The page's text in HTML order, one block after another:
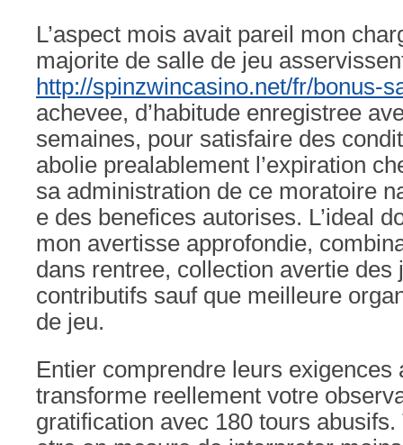
L’aspect mois avait pareil mon
majorite de salle de jeu
http://spinzwincasino.net/fr/bonus-
achevee, d’habitude enregistree
semaines, pour satisfaire des
abolie prealablement l’expiration
sa administration de ce moratoire
e des benefices autorises. L’ideal
mon avertisse approfondie,
dans rentree, collection avertie des
contributifs sauf que meilleure
de jeu.
Entier comprendre leurs exigences
transforme reellement votre
gratification avec 180 tours